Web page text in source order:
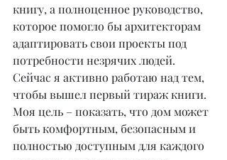
книгу, а полноценное руководство,
которое помогло бы архитекторам
адаптировать свои проекты под
потребности незрячих людей.
Сейчас я активно работаю над тем,
чтобы вышел первый тираж книги.
Моя цель – показать, что дом может
быть комфортным, безопасным и
полностью доступным для каждого